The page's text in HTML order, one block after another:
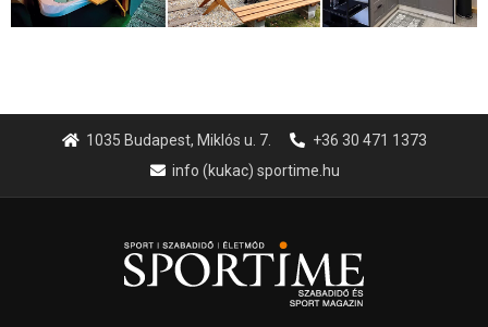
1035 Budapest, Miklós u. 7.
+36 30 471 1373
info (kukac) sportime.hu